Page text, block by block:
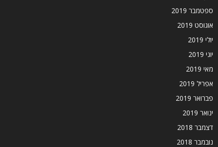
ספטמבר 2019
אוגוסט 2019
יולי 2019
יוני 2019
מאי 2019
אפריל 2019
פברואר 2019
ינואר 2019
דצמבר 2018
נובמבר 2018